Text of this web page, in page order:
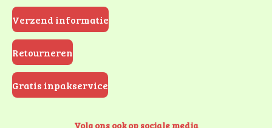
Verzend informatie
Retourneren
Gratis inpakservice
Volg ons ook op sociale media